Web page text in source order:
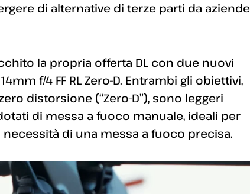
di alternative di terze parti da aziende
la propria offerta DL con due nuovi
f/4 FF RL Zero-D. Entrambi gli obiettivi,
distorsione (“Zero-D”), sono leggeri
di messa a fuoco manuale, ideali per
di una messa a fuoco precisa.